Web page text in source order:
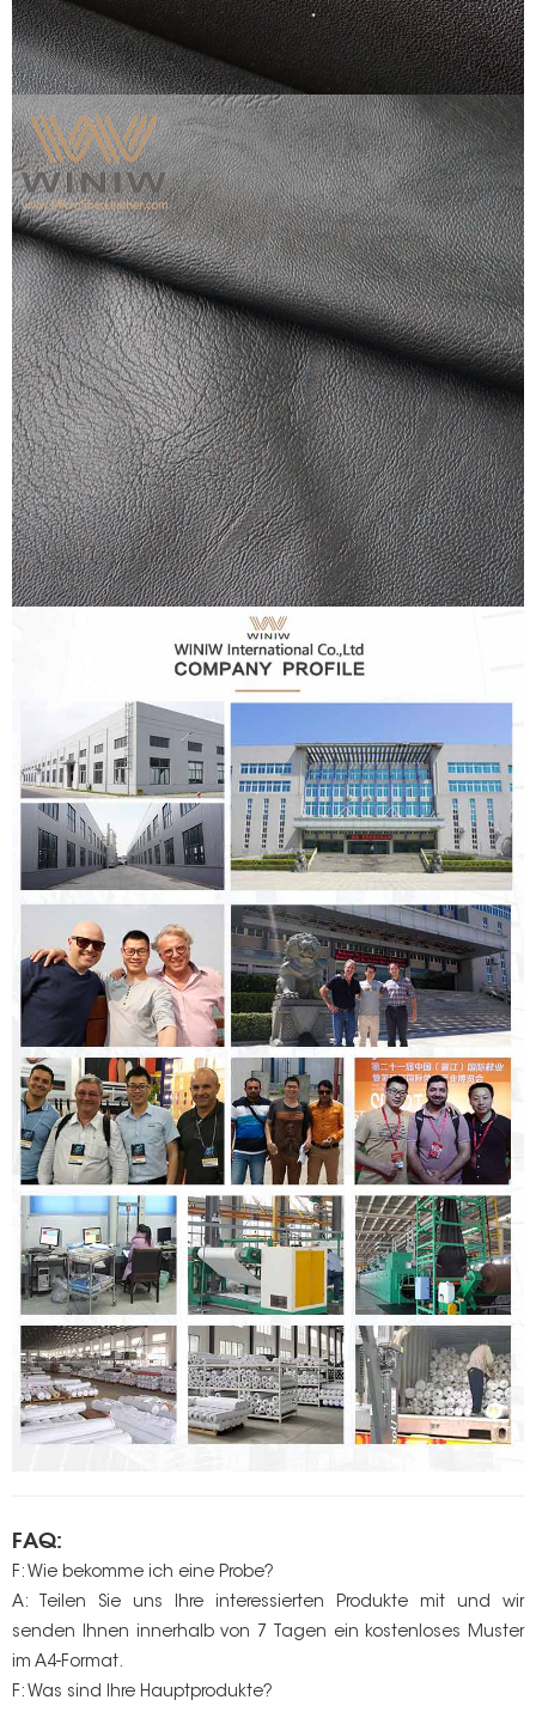
FAQ:
F: Wie bekomme ich eine Probe?
A: Teilen Sie uns Ihre interessierten Produkte mit und wir
senden Ihnen innerhalb von 7 Tagen ein kostenloses Muster
im A4-Format.
F: Was sind Ihre Hauptprodukte?